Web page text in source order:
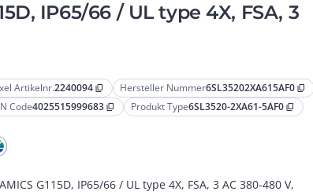
IP65/66 / UL type 4X, FSA, 3
Artikelnr.2240094 content_copy Hersteller Nummer6SL35202XA615AF0 content_copy
Code4025515999683 content_copy Produkt Type6SL3520-2XA61-5AF0 content_copy
G115D, IP65/66 / UL type 4X, FSA, 3 AC 380-480 V,